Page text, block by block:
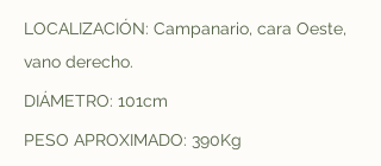
LOCALIZACIÓN: Campanario, cara Oeste,
vano derecho.
DIÁMETRO: 101cm
PESO APROXIMADO: 390Kg